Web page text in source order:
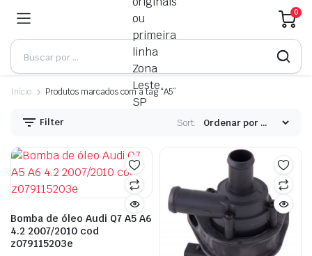
0
Início Produtos marcados com a tag “A5”
Filter Sort:
Bomba de óleo Audi Q7 A5 A6
4.2 2007/2010 cod
z079115203e